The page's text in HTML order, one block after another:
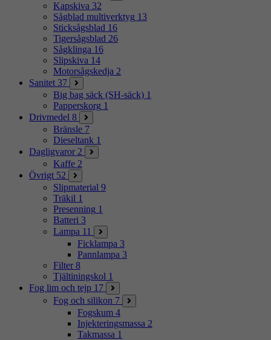
Kapskiva 32
Sågblad multiverktyg 13
Sticksågsblad 16
Tigersågsblad 26
Sågklinga 16
Slipskiva 14
Motorsågskedja 2
Sanitet 37
Big bag säck (SH-säck) 1
Papperskorg 1
Drivmedel 8
Bränsle 7
Dieseltank 1
Dagligvaror 2
Kaffe 2
Övrigt 52
Slipmaterial 9
Träkil 1
Presenning 1
Batteri 3
Lampa 11
Ficklampa 3
Pannlampa 3
Filter 8
Tjältiningskol 1
Fog lim och tejp 17
Fog och silikon 7
Fogskum 4
Injekteringsmassa 2
Takmassa 1